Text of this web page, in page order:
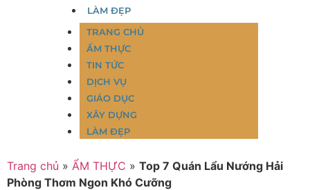
LÀM ĐẸP
TRANG CHỦ
ẨM THỰC
TIN TỨC
DỊCH VỤ
GIÁO DỤC
XÂY DỰNG
LÀM ĐẸP
Trang chủ » ẨM THỰC » Top 7 Quán Lẩu Nướng Hải
Phòng Thơm Ngon Khó Cưỡng